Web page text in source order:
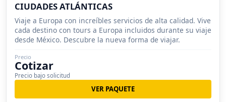
CIUDADES ATLÁNTICAS
Viaje a Europa con increíbles servicios de alta calidad. Vive
cada destino con tours a Europa incluidos durante su viaje
desde México. Descubre la nueva forma de viajar.
Precio
Cotizar
Precio bajo solicitud
VER PAQUETE